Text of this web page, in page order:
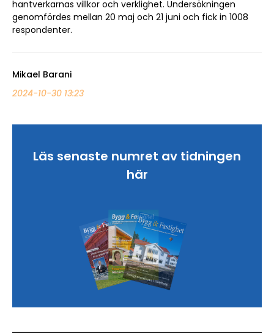
hantverkarnas villkor och verklighet. Undersökningen
genomfördes mellan 20 maj och 21 juni och fick in 1008
respondenter.
Mikael Barani
2024-10-30 13:23
Läs senaste numret av tidningen
här